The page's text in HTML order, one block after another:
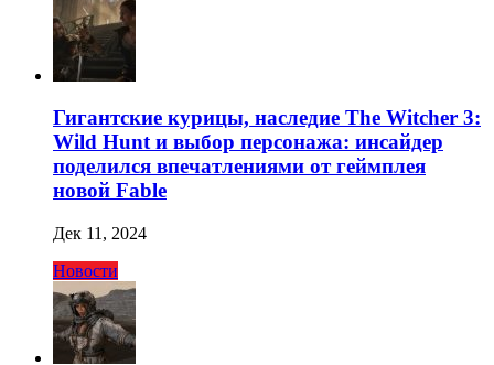
Гигантские курицы, наследие The Witcher 3:
Wild Hunt и выбор персонажа: инсайдер
поделился впечатлениями от геймплея
новой Fable
Дек 11, 2024
Новости